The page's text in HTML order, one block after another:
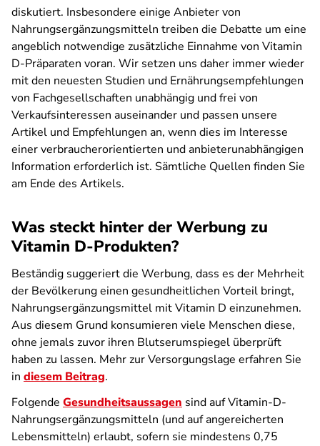
diskutiert. Insbesondere einige Anbieter von
Nahrungsergänzungsmitteln treiben die Debatte um eine
angeblich notwendige zusätzliche Einnahme von Vitamin
D-Präparaten voran. Wir setzen uns daher immer wieder
mit den neuesten Studien und Ernährungsempfehlungen
von Fachgesellschaften unabhängig und frei von
Verkaufsinteressen auseinander und passen unsere
Artikel und Empfehlungen an, wenn dies im Interesse
einer verbraucherorientierten und anbieterunabhängigen
Information erforderlich ist. Sämtliche Quellen finden Sie
am Ende des Artikels.
Was steckt hinter der Werbung zu
Vitamin D-Produkten?
Beständig suggeriert die Werbung, dass es der Mehrheit
der Bevölkerung einen gesundheitlichen Vorteil bringt,
Nahrungsergänzungsmittel mit Vitamin D einzunehmen.
Aus diesem Grund konsumieren viele Menschen diese,
ohne jemals zuvor ihren Blutserumspiegel überprüft
haben zu lassen. Mehr zur Versorgungslage erfahren Sie
in diesem Beitrag.
Folgende Gesundheitsaussagen sind auf Vitamin-D-
Nahrungsergänzungsmitteln (und auf angereicherten
Lebensmitteln) erlaubt, sofern sie mindestens 0,75